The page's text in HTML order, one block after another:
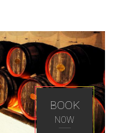
BOOK
NOW